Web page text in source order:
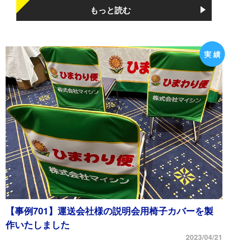
もっと読む
【事例701】運送会社様の説明会用椅子カバーを製
作いたしました
2023/04/21